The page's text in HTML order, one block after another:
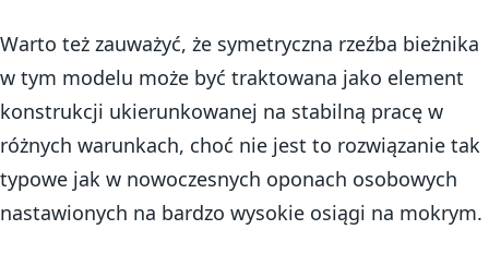
Warto też zauważyć, że symetryczna rzeźba bieżnika
w tym modelu może być traktowana jako element
konstrukcji ukierunkowanej na stabilną pracę w
różnych warunkach, choć nie jest to rozwiązanie tak
typowe jak w nowoczesnych oponach osobowych
nastawionych na bardzo wysokie osiągi na mokrym.